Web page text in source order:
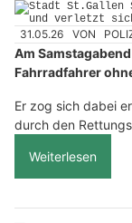
31.05.26 VON
Am
Fahrradfahrer
Er zog sich dabei
durch den
Weiterlesen